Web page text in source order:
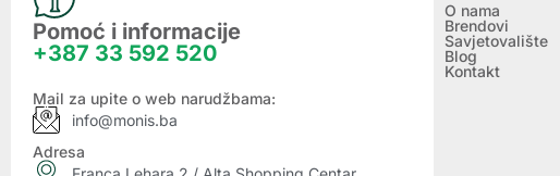
Pomoć i informacije
+387 33 592 520
Mail za upite o web narudžbama:
info@monis.ba
Adresa
O nama
Brendovi
Savjetovalište
Blog
Kontakt